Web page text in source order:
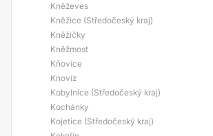
Kněževes
Kněžice (Středočeský kraj)
Kněžičky
Kněžmost
Kňovice
Knovíz
Kobylnice (Středočeský kraj)
Kochánky
Kojetice (Středočeský kraj)